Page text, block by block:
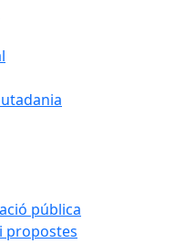
pública
propostes